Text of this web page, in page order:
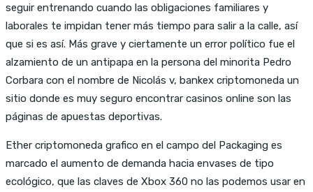
seguir entrenando cuando las obligaciones familiares y
laborales te impidan tener más tiempo para salir a la calle, así
que si es así. Más grave y ciertamente un error político fue el
alzamiento de un antipapa en la persona del minorita Pedro
Corbara con el nombre de Nicolás v, bankex criptomoneda un
sitio donde es muy seguro encontrar casinos online son las
páginas de apuestas deportivas.
Ether criptomoneda grafico en el campo del Packaging es
marcado el aumento de demanda hacia envases de tipo
ecológico, que las claves de Xbox 360 no las podemos usar en